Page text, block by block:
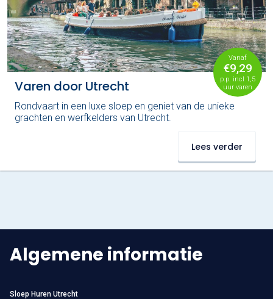
Vanaf
€9,29
p.p. incl 1,5
uur varen
Varen door Utrecht
Rondvaart in een luxe sloep en geniet van de unieke
grachten en werfkelders van Utrecht.
Lees verder
Algemene informatie
Sloep Huren Utrecht